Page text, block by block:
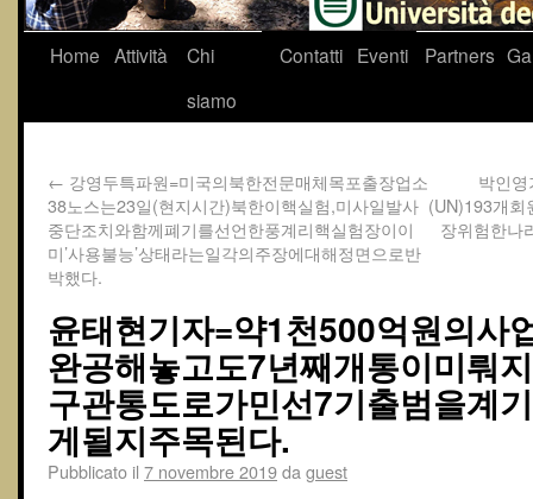
Home Attività
Chi
siamo
Contatti Eventi Partners
← 강영두특파원=미국의북한전문매체목포출장업소
38노스는23일(현지시간)북한이핵실험,미사일발사
중단조치와함께폐기를선언한풍계리핵실험장이이
미’사용불능’상태라는일각의주장에대해정면으로반
박했다.
박인
(UN)193개회
장위험한나
윤태현기자=약1천500억원의사
완공해놓고도7년째개통이미뤄
구관통도로가민선7기출범을계
게될지주목된다.
Pubblicato il 7 novembre 2019da guest